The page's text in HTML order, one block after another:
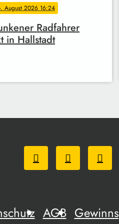
. August 2026 16:24
Radfahrer
in Hallstadt
AGB